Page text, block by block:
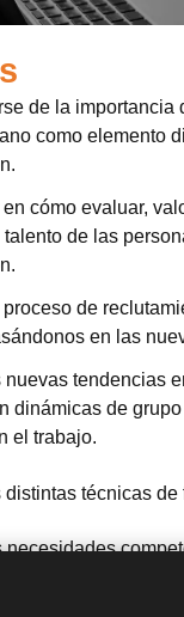
de la importancia
como elemento
cómo evaluar,
de las
de
en las
nuevas tendencias
dinámicas de
el trabajo.
técnicas de
necesidades